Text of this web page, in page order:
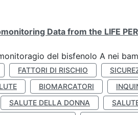
Data from the LIFE
del bisfenolo A nei
FATTORI DI RISCHIO
BIOMARCATORI
SALUTE DELLA DONNA